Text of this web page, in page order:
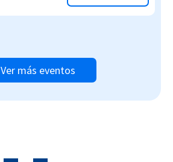
Ver más eventos